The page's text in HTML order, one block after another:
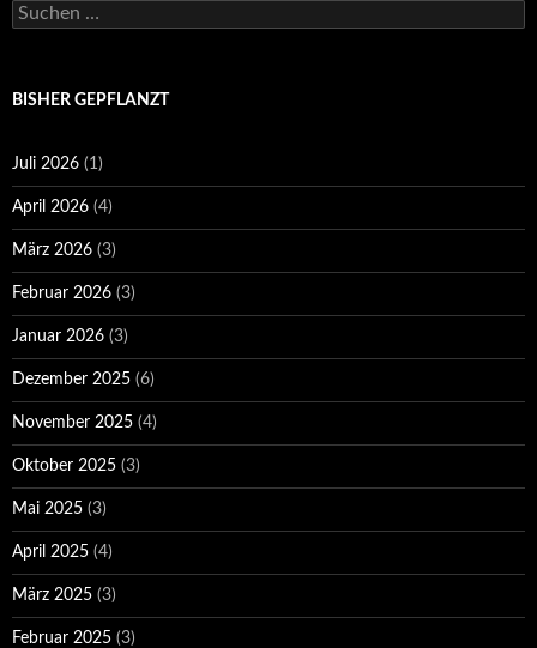
Suchen
nach:
BISHER GEPFLANZT
Juli 2026 (1)
April 2026 (4)
März 2026 (3)
Februar 2026 (3)
Januar 2026 (3)
Dezember 2025 (6)
November 2025 (4)
Oktober 2025 (3)
Mai 2025 (3)
April 2025 (4)
März 2025 (3)
Februar 2025 (3)